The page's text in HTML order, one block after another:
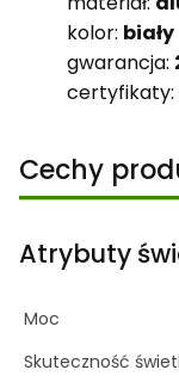
kolor: biały
gwarancja:
certyfikaty:
Cechy
Atrybuty
Moc
Skuteczność